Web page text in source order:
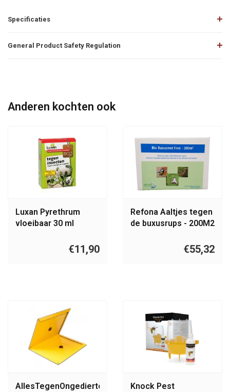
Specificaties
General Product Safety Regulation
Anderen kochten ook
Luxan Pyrethrum
vloeibaar 30 ml
€11,90
Refona Aaltjes tegen
de buxusrups - 200M2
€55,32
AllesTegenOngedierte.nl
Knock Pest